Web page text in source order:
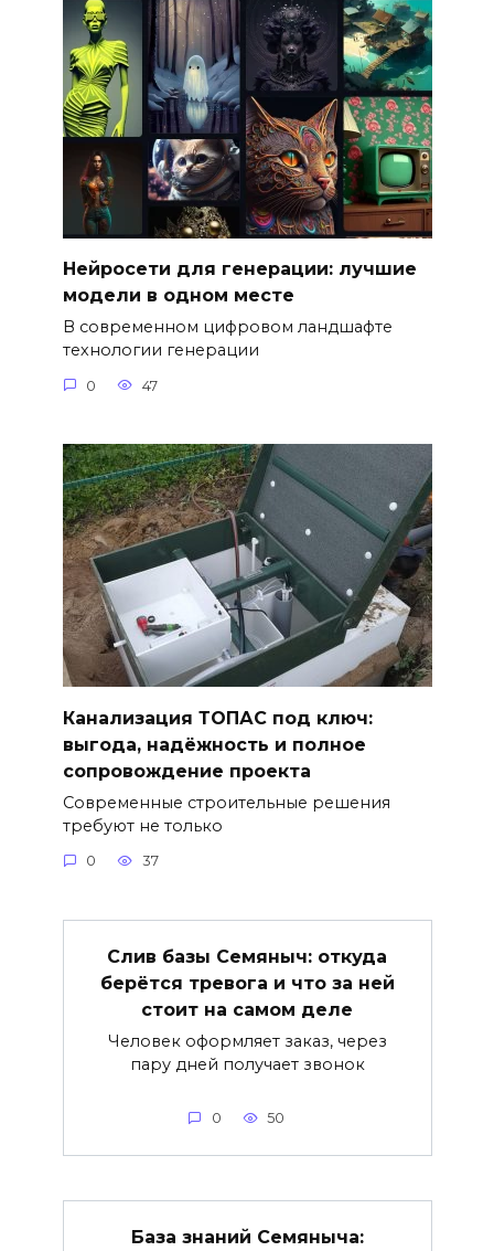
Нейросети для генерации: лучшие
модели в одном месте
В современном цифровом ландшафте
технологии генерации
0 47
Канализация ТОПАС под ключ:
выгода, надёжность и полное
сопровождение проекта
Современные строительные решения
требуют не только
0 37
Слив базы Семяныч: откуда
берётся тревога и что за ней
стоит на самом деле
Человек оформляет заказ, через
пару дней получает звонок
0 50
База знаний Семяныча: